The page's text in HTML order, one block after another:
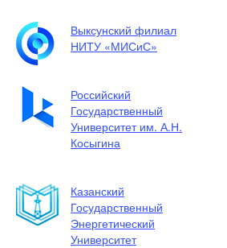
Выксунский филиал
НИТУ «МИСиС»
Российский
Государственный
Университет им. А.Н.
Косыгина
Казанский
Государственный
Энергетический
Университет